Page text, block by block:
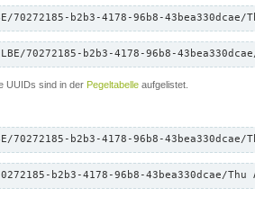
70272185-b2b3-4178-96b8-
70272185-b2b3-4178-96b8-
UUIDs sind in der Pegeltabelle aufgelistet.
b2b3-4178-96b8-43bea330dcae/
b2b3-4178-96b8-43bea330dcae/Thu